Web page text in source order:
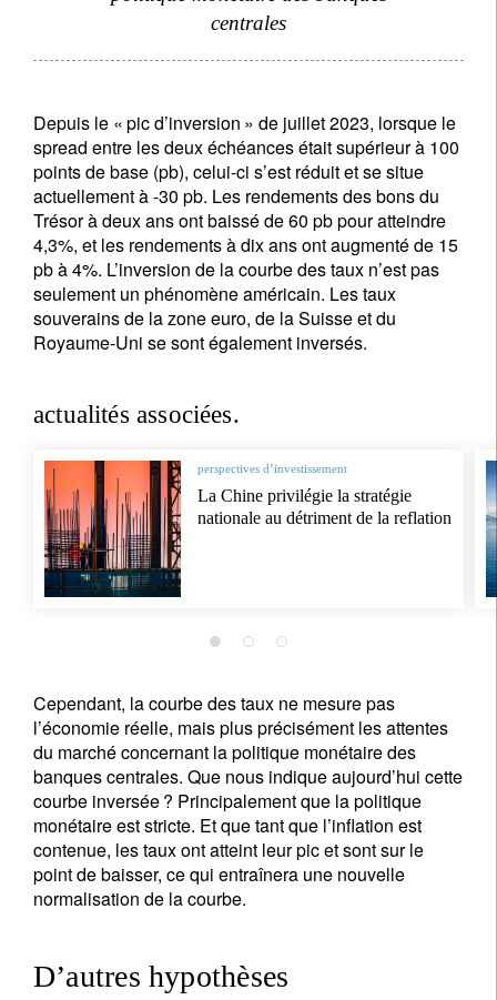
centrales
Depuis le « pic d’inversion » de juillet 2023, lorsque le
spread entre les deux échéances était supérieur à 100
points de base (pb), celui-ci s’est réduit et se situe
actuellement à -30 pb. Les rendements des bons du
Trésor à deux ans ont baissé de 60 pb pour atteindre
4,3%, et les rendements à dix ans ont augmenté de 15
pb à 4%. L’inversion de la courbe des taux n’est pas
seulement un phénomène américain. Les taux
souverains de la zone euro, de la Suisse et du
Royaume-Uni se sont également inversés.
actualités associées.
perspectives d’investissement
La Chine privilégie la stratégie
nationale au détriment de la reflation
Cependant, la courbe des taux ne mesure pas
l’économie réelle, mais plus précisément les attentes
du marché concernant la politique monétaire des
banques centrales. Que nous indique aujourd’hui cette
courbe inversée ? Principalement que la politique
monétaire est stricte. Et que tant que l’inflation est
contenue, les taux ont atteint leur pic et sont sur le
point de baisser, ce qui entraînera une nouvelle
normalisation de la courbe.
D’autres hypothèses